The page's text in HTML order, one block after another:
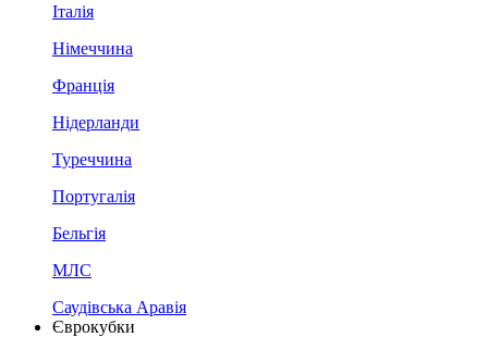
Італія
Німеччина
Франція
Нідерланди
Туреччина
Португалія
Бельгія
МЛС
Саудівська Аравія
Єврокубки